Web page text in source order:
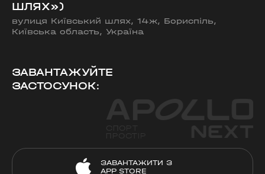
ШЛЯХ»)
вулиця Київський шлях, 14ж, Бориспіль,
Київська область, Україна
ЗАВАНТАЖУЙТЕ
ЗАСТОСУНОК:
ЗАВАНТАЖИТИ З
APP STORE